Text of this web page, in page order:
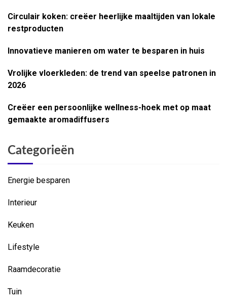
Circulair koken: creëer heerlijke maaltijden van lokale
restproducten
Innovatieve manieren om water te besparen in huis
Vrolijke vloerkleden: de trend van speelse patronen in
2026
Creëer een persoonlijke wellness-hoek met op maat
gemaakte aromadiffusers
Categorieën
Energie besparen
Interieur
Keuken
Lifestyle
Raamdecoratie
Tuin